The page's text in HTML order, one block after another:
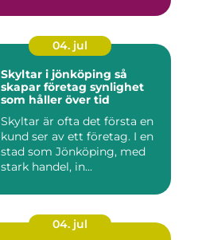
04. jul
Skyltar i jönköping så
skapar företag synlighet
som håller över tid
Skyltar är ofta det första en
kund ser av ett företag. I en
stad som Jönköping, med
stark handel, in...
04. jul